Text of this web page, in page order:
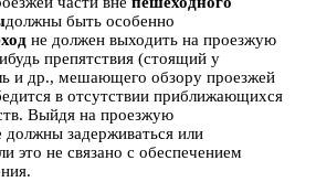
должны быть особенно
не должен выходить на проезжую
препятствия (стоящий у
и др., мешающего обзору проезжей
в отсутствии приближающихся
Выйдя на проезжую
должны задерживаться или
это не связано с обеспечением